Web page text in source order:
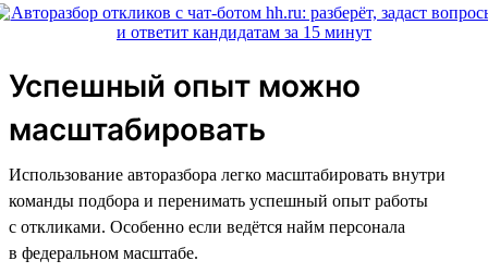
Успешный опыт можно
масштабировать
Использование авторазбора легко масштабировать внутри
команды подбора и перенимать успешный опыт работы
с откликами. Особенно если ведётся найм персонала
в федеральном масштабе.